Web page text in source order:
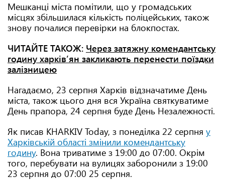
Мешканці міста помітили, що у громадських
місцях збільшилася кількість поліцейських, також
знову почалися перевірки на блокпостах.
ЧИТАЙТЕ ТАКОЖ: Через затяжну комендантську
годину харківʼян закликають перенести поїздки
залізницею
Нагадаємо, 23 серпня Харків відзначатиме День
міста, також цього дня вся Україна святкуватиме
День прапора, 24 серпня буде День Незалежності.
Як писав KHARKIV Today, з понеділка 22 серпня у
Харківській області змінили комендантську
годину. Вона триватиме з 19:00 до 07:00. Окрім
того, перебувати на вулицях заборонили з 19:00
23 серпня до 07:00 25 серпня.